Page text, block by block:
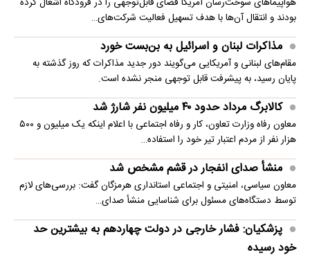
بودند و انتقال آن‌ها با هدف تسهیل فعالیت شرکت‌های…
مذاکرات لبنان و اسرائیل به بن‌بست خورد
مقام‌های لبنانی و آمریکایی می‌گویند دور جدید مذاکرات که روز گذشته به
پایان رسید، به پیشرفت قابل توجهی منجر نشده است.
کالابرگ مرداد حدود ۴۰‌ میلیون نفر شارژ شد
معاون رفاه وزارت تعاون، کار و رفاه اجتماعی با اعلام اینکه یک میلیون و ۵۰۰
هزار نفر از مردم اعتبار تیر خود را استفاده…
منشأ صدای انفجار در قشم مشخص شد
معاون سیاسی، امنیتی و اجتماعی استانداری هرمزگان گفت: بررسی‌های لازم
توسط دستگاه‌های مسئول برای شناسایی منشأ صدای…
پزشکیان: فشار خارجی در دولت چهاردهم به بیشترین حد
خود رسیده